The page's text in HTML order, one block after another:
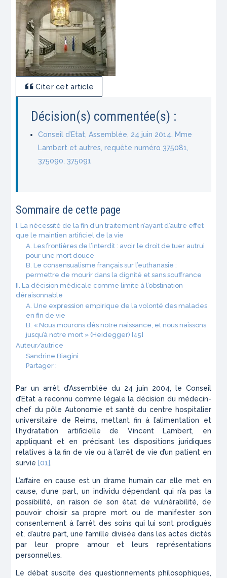
Citer cet article
Décision(s) commentée(s) :
Conseil d’Etat, Assemblée, 24 juin 2014, Mme
Lambert et autres, requête numéro 375081,
375090, 375091
Sommaire de cette page
I. La nécessité de la fin d’un traitement n’ayant d’autre effet
que le maintien artificiel de la vie
A. Les frontières de l’interdit : avoir le droit de tuer autrui
pour une mort douce
B. Le consensualisme français sur l’euthanasie :
permettre de mourir dans la dignité et sans souffrance
II. La décision médicale comme limite à l’obstination
déraisonnable
A. Une expression empirique de la volonté des malades
en fin de vie
B. « Nous mourons dès notre naissance, et nous naissons
jusqu’à notre mort » (Heidegger) [45]
Auteur/autrice
Sandrine Biagini
Partager :
Par un arrêt d’Assemblée du 24 juin 2004, le Conseil
d’Etat a reconnu comme légale la décision du médecin-
chef du pôle Autonomie et santé du centre hospitalier
universitaire de Reims, mettant fin à l’alimentation et
l’hydratation artificielle de Vincent Lambert, en
appliquant et en précisant les dispositions juridiques
relatives à la fin de vie ou à l’arrêt de vie d’un patient en
survie [01].
L’affaire en cause est un drame humain car elle met en
cause, d’une part, un individu dépendant qui n’a pas la
possibilité, en raison de son état de vulnérabilité, de
pouvoir choisir sa propre mort ou de manifester son
consentement à l’arrêt des soins qui lui sont prodigués
et, d’autre part, une famille divisée dans les actes dictés
par leur propre amour et leurs représentations
personnelles.
Le débat suscite des questionnements philosophiques,